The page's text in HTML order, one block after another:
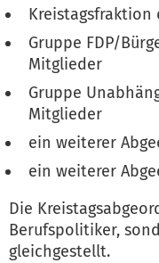
Kreistagsfraktion
Gruppe FDP/
Mitglieder
Gruppe
Mitglieder
ein weiterer
ein weiterer
Die
Berufspolitiker,
gleichgestellt.